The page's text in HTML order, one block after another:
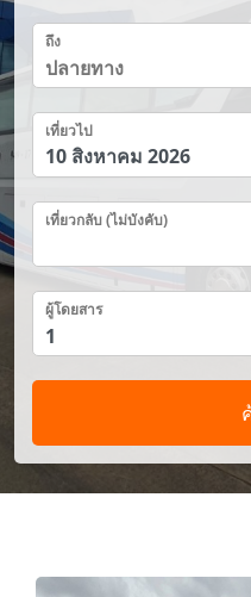
ถึง
เที่ยวไป
เที่ยวกลับ (ไม่บังคับ)
ผู้โดยสาร